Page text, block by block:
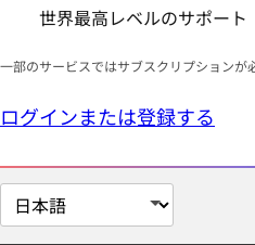
世界最高レベルのサポート
一部のサービスではサブスクリプションが
ログインまたは登録する
ペ
ー